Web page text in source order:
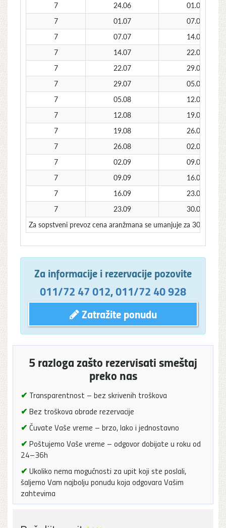
7
24.06
01.07
7
01.07
07.07
7
07.07
14.07
7
14.07
22.07
7
22.07
29.07
7
29.07
05.08
7
05.08
12.08
7
12.08
19.08
7
19.08
26.08
7
26.08
02.09
7
02.09
09.09
7
09.09
16.09
7
16.09
23.09
7
23.09
30.09
Za sopstveni prevoz cena aranžmana se umanjuje za 30€ po
Za informacije i rezervacije pozovite
011/72 47 012,011/72 40 928
Zatražite ponudu
5 razloga zašto rezervisati smeštaj
preko nas
✔ Transparentnost – bez skrivenih troškova
✔ Bez troškova obrade rezervacije
✔ Čuvate Vaše vreme – brzo, lako i jednostavno
✔ Poštujemo Vaše vreme – odgovor dobijate u roku od
24–36h
✔ Ukoliko nema mogućnosti za upit koji ste poslali,
šaljemo Vam najbolju ponudu koja odgovara Vašim
zahtevima